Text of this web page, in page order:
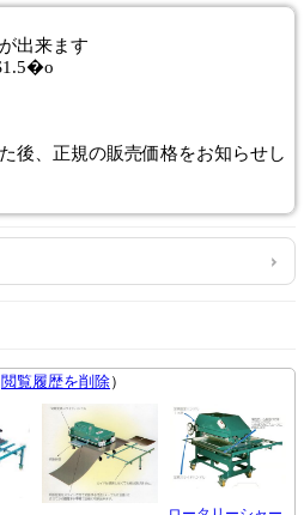
出来ます
後、正規の販売価格をお知らせし